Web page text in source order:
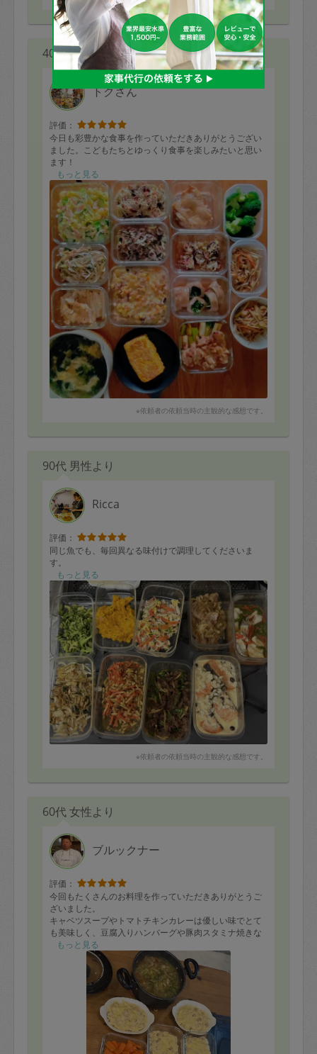
40代 女性より
トクさん
評価：
今日も彩豊かな食事を作っていただきありがとうござい
ました。こどもたちとゆっくり食事を楽しみたいと思い
ます！
もっと見る
※依頼者の依頼当時の主観的な感想です。
90代 男性より
Ricca
評価：
同じ魚でも、毎回異なる味付けで調理してくださいま
す。
もっと見る
※依頼者の依頼当時の主観的な感想です。
60代 女性より
ブルックナー
評価：
今回もたくさんのお料理を作っていただきありがとうご
ざいました。
キャベツスープやトマトチキンカレーは優しい味でとて
も美味しく、豆腐入りハンバーグや豚肉スタミナ焼きな
どお肉料理も大満足でした。ポテトボールや小松菜ツナ
あえなど副菜もバランスよく作っていただき助かりまし
た。段取りもとても良く、安心してお願いできます。ま
たぜひお願いしたいです。
もっと見る